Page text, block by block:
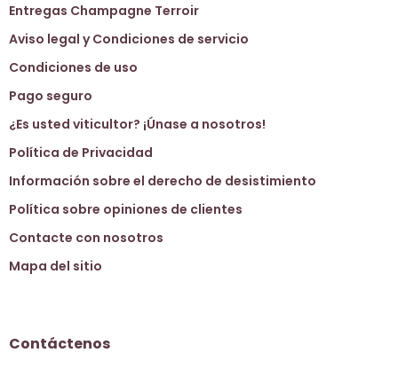
Entregas Champagne Terroir
Aviso legal y Condiciones de servicio
Condiciones de uso
Pago seguro
¿Es usted viticultor? ¡Únase a nosotros!
Política de Privacidad
Información sobre el derecho de desistimiento
Política sobre opiniones de clientes
Contacte con nosotros
Mapa del sitio
Contáctenos